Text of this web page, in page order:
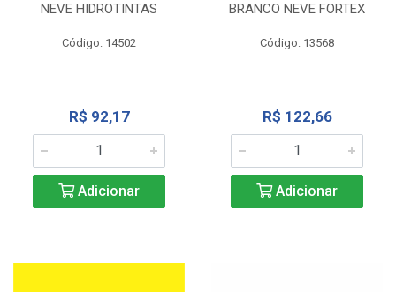
NEVE HIDROTINTAS
Código: 14502
R$ 92,17
Adicionar
BRANCO NEVE FORTEX
Código: 13568
R$ 122,66
Adicionar